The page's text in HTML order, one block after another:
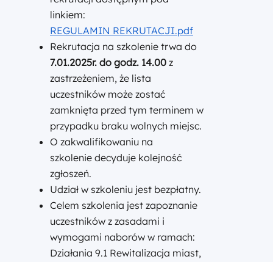
linkiem:
REGULAMIN REKRUTACJI.pdf
Rekrutacja na szkolenie trwa do
7.01.2025r. do godz. 14.00 z
zastrzeżeniem, że lista
uczestników może zostać
zamknięta przed tym terminem w
przypadku braku wolnych miejsc.
O zakwalifikowaniu na
szkolenie decyduje kolejność
zgłoszeń.
Udział w szkoleniu jest bezpłatny.
Celem szkolenia jest zapoznanie
uczestników z zasadami i
wymogami naborów w ramach:
Działania 9.1 Rewitalizacja miast,